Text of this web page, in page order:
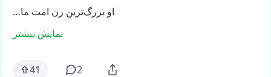
او بزرگ‌ترین زن امت ما…
نمایش بیشتر
41 2